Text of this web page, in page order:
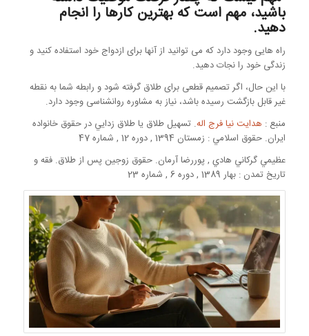
باشید، مهم است که بهترین کارها را انجام
دهید.
راه هایی وجود دارد که می توانید از آنها برای ازدواج خود استفاده کنید و
زندگی خود را نجات دهید.
با این حال، اگر تصمیم قطعی برای طلاق گرفته شود و رابطه شما به نقطه
غیر قابل بازگشت رسیده باشد، نیاز به مشاوره روانشناسی وجود دارد.
منبع : هدايت نيا فرج اله. تسهيل طلاق يا طلاق زدايي در حقوق خانواده
ايران. حقوق اسلامي : زمستان 1394 , دوره 12 , شماره 47
عظيمي گركاني هادي , پوررضا آرمان. حقوق زوجين پس از طلاق. فقه و
تاريخ تمدن : بهار 1389 , دوره 6 , شماره 23